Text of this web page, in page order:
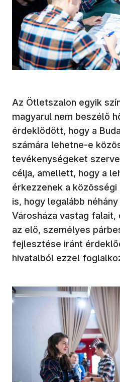
magyarul nem beszélő
érdeklődött, hogy a
számára lehetne-e
tevékenységeket
célja, amellett, hogy a
érkezzenek a
is, hogy legalább
Városháza vastag falait,
az elő, személyes
fejlesztése iránt
hivatalból ezzel